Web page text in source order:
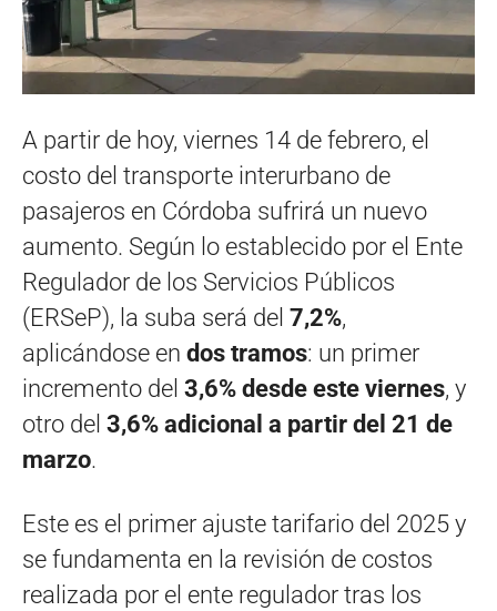
A partir de hoy, viernes 14 de febrero, el
costo del transporte interurbano de
pasajeros en Córdoba sufrirá un nuevo
aumento. Según lo establecido por el Ente
Regulador de los Servicios Públicos
(ERSeP), la suba será del 7,2%,
aplicándose en dos tramos: un primer
incremento del 3,6% desde este viernes, y
otro del 3,6% adicional a partir del 21 de
marzo.
Este es el primer ajuste tarifario del 2025 y
se fundamenta en la revisión de costos
realizada por el ente regulador tras los